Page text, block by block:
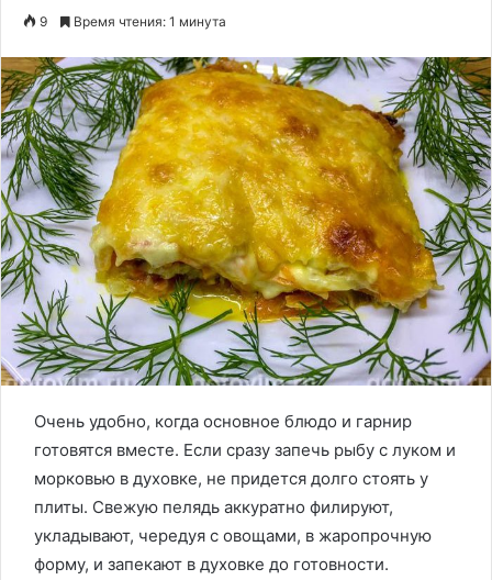
9 Время чтения: 1 минута
Очень удобно, когда основное блюдо и гарнир
готовятся вместе. Если сразу запечь рыбу с луком и
морковью в духовке, не придется долго стоять у
плиты. Свежую пелядь аккуратно филируют,
укладывают, чередуя с овощами, в жаропрочную
форму, и запекают в духовке до готовности.